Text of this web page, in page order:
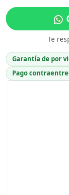
Te
Garantía de por
Pago